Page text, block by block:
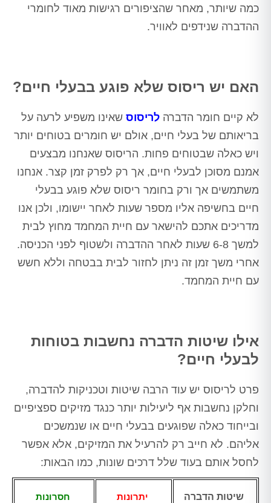
כמה שיותר, מאחר שהציפורים רגישות מאוד לחומרי
ההדברה שנידפים לאוויר.
האם יש ריסוס שלא פוגע בבעלי חיים?
לא קיים חומר הדברה לריסוס שאינו משפיע לרעה על
בריאותם של בעלי חיים, אולם יש חומרים בטוחים יותר
ויש כאלה שבטוחים פחות. הריסוס שאנחנו מבצעים
אמנם מסוכן לבעלי חיים, אך רק לפרק זמן קצר. אנחנו
משתמשים אך ורק בחומר ריסוס שלא פוגע בבעלי
חיים בחשיפה אליו מספר שעות לאחר יישומו, ולכן אנו
מדריכים אתכם להישאר עם חיית המחמד מחוץ לבית
למשך 6-8 שעות לאחר ההדברה ולשטוף לפני הכניסה.
אחרי משך זמן זה ניתן לחזור לבית בבטחה וללא חשש
עם חיית המחמד.
אילו שיטות הדברה נחשבות בטוחות
לבעלי חיים?
פרט לריסוס יש עוד הרבה שיטות וטכניקות להדברה,
וחלקן נחשבות אף ליעילות יותר כנגד מזיקים ספציפיים
ובייחוד כאלה שפוגעים בבעלי חיים או שנמשכים
אליהם. לא חייב רק להרעיל את המזיקים, אלא אפשר
לחסל אותם בעוד שלל דרכים שונות, כמו הבאות:
שיטות הדברה יתרונות חסרונות